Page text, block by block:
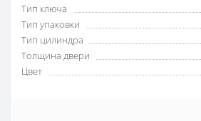
Тип ключа
Тип упаковки
Тип цилиндра
Толщина двери
Цвет